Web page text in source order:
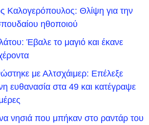
Καλογερόπουλος: Θλίψη για την
ηθοποιού
Έβαλε το μαγιό και έκανε
με Αλτσχάιμερ: Επέλεξε
ευθανασία στα 49 και κατέγραψε
νησιά που μπήκαν στο ραντάρ του